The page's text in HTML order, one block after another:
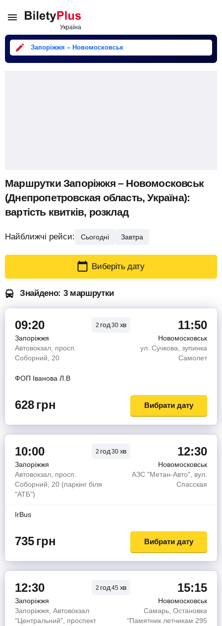
Запоріжжя – Новомосковськ
Маршрутки Запоріжжя – Новомосковськ
(Днепропетровская область, Україна):
вартість квитків, розклад
Найближчі рейси: Сьогодні Завтра
Виберіть дату
Знайдено: 3 маршрутки
09:20 2 год30 хв 11:50
Запоріжжя
Новомосковськ
Автовокзал, просп.
Соборний, 20
ул. Сучкова, зупинка
Самолет
ФОП Іванова Л.В
628грн Вибрати дату
10:00 2 год30 хв 12:30
Запоріжжя
Новомосковськ
Автовокзал, просп.
Соборний, 20 (паркінг біля
"АТБ")
АЗС "Метан-Авто", вул.
Спасская
IrBus
735грн Вибрати дату
12:30 2 год45 хв 15:15
Запоріжжя
Новомосковськ
Запоріжжя, Автовокзал
"Центральний", проспект
Самарь, Остановка
"Памятник летчикам 295